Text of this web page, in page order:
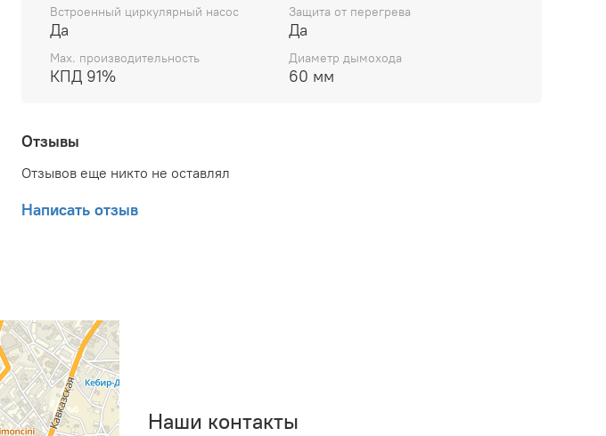
Вес товара (нетто): 23.5 кг
Высота товара: 66 см
Встроенный циркулярный насос
Да
Защита от перегрева
Да
Max. производительность
КПД 91%
Диаметр дымохода
60 мм
Отзывы
Отзывов еще никто не оставлял
Написать отзыв
Наши контакты